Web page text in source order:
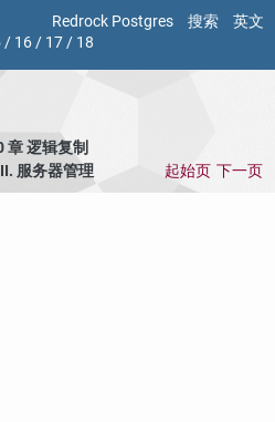
Redrock Postgres 搜索
英文
/ 16/ 17/ 18
章 逻辑复制
服务器管理 起始页 下一页